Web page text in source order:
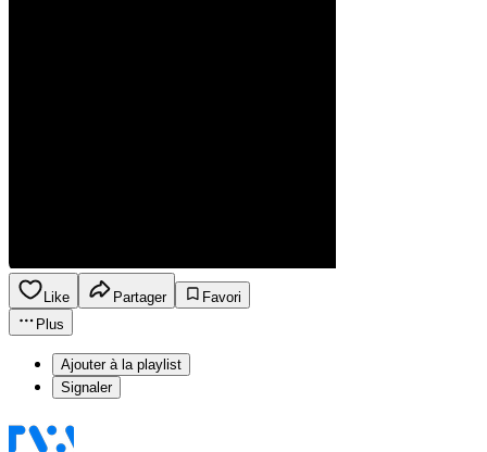
Like Partager
Favori
Plus
Ajouter à la playlist
Signaler